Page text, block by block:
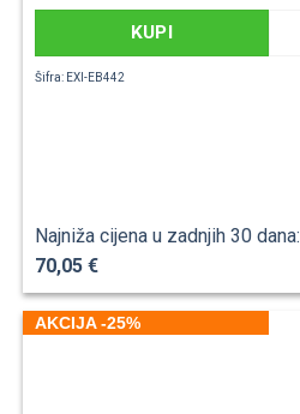
KUPI
Šifra: EXI-EB442
Najniža cijena u zadnjih 30 dana:
70,05 €
AKCIJA -25%